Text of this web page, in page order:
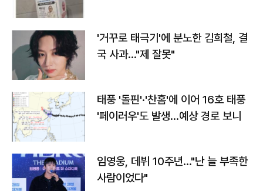
'거꾸로 태극기'에 분노한 김희철, 결
국 사과…"제 잘못"
태풍 '돌핀'·'찬홈'에 이어 16호 태풍
'페이러우'도 발생…예상 경로 보니
임영웅, 데뷔 10주년…"난 늘 부족한
사람이었다"